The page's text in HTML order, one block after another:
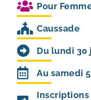
Pour
Caussade
Du lundi 30
Au samedi
Inscriptions